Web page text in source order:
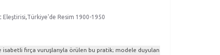
Eleştirisi,Türkiye'de Resim 1900-1950
isabetli fırça vuruşlarıyla örülen bu pratik; modele duyulan